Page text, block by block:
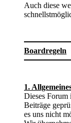
Auch diese
Boardregeln
1.
Dieses Forum
Beiträge
es uns nicht